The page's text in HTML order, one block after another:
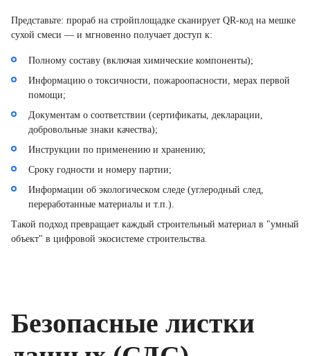
Представьте: прораб на стройплощадке сканирует QR-код на мешке
сухой смеси — и мгновенно получает доступ к:
Полному составу (включая химические компоненты);
Информацию о токсичности, пожароопасности, мерах первой
помощи;
Документам о соответствии (сертификаты, декларации,
добровольные знаки качества);
Инструкции по применению и хранению;
Сроку годности и номеру партии;
Информации об экологическом следе (углеродный след,
переработанные материалы и т.п.).
Такой подход превращает каждый строительный материал в "умный
объект" в цифровой экосистеме строительства.
Безопасные листки